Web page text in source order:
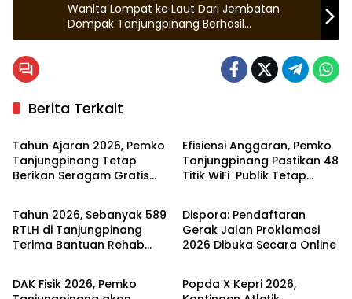
Wanita Lompat ke Laut Dari Jembatan
Dompak Tanjungpinang Berhasil
Diselamatkan Nelayan
Berita Terkait
Tanjungpinang
Tahun Ajaran 2026, Pemko
Tanjungpinang Tetap
Berikan Seragam Gratis
Efisiensi Anggaran, Pemko
Tanjungpinang Pastikan 48
Titik WiFi Publik Tetap
Tanjungpinang
Tahun 2026, Sebanyak 589
RTLH di Tanjungpinang
Terima Bantuan Rehab
Tanjungpinang
Dispora: Pendaftaran
Gerak Jalan Proklamasi
2026 Dibuka Secara Online
Tanjungpinang
DAK Fisik 2026, Pemko
Tanjungpinang
Popda X Kepri 2026,